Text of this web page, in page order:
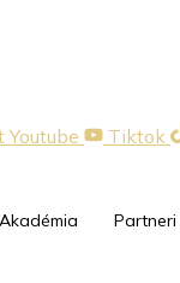
Youtube Tiktok
Akadémia Partneri